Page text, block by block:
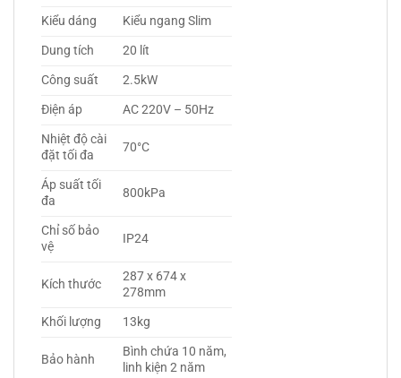
Kiểu dáng
Kiểu ngang Slim
Dung tích
20 lít
Công suất
2.5kW
Điện áp
AC 220V – 50Hz
Nhiệt độ cài
đặt tối đa
70°C
Áp suất tối
đa
800kPa
Chỉ số bảo
vệ
IP24
Kích thước
287 x 674 x
278mm
Khối lượng
13kg
Bảo hành
Bình chứa 10 năm,
linh kiện 2 năm